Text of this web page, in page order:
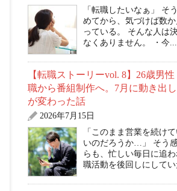
「転職したいなぁ」 そ
めてから、気づけば数
っている。 そんな人は
なくありません。 ・今...
【転職ストーリーvol. 8】26歳男
職から番組制作へ。7月に動き出
が変わった話
2026年7月15日
「このまま営業を続け
いのだろうか…」 そう
らも、忙しい毎日に追
職活動を後回しにしてい